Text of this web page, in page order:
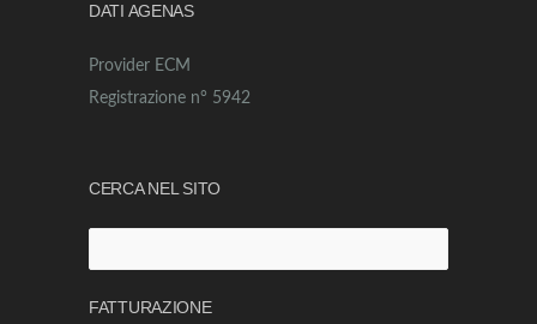
DATI AGENAS
Provider ECM
Registrazione n° 5942
CERCA NEL SITO
per:
FATTURAZIONE